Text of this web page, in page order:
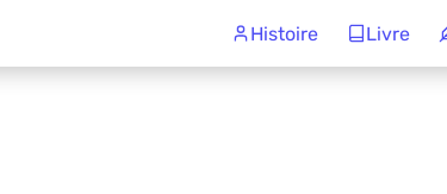
Histoire Livre